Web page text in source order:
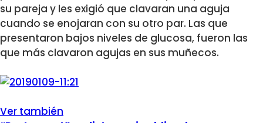
su pareja y les exigió que clavaran una aguja
cuando se enojaran con su otro par. Las que
presentaron bajos niveles de glucosa, fueron las
que más clavaron agujas en sus muñecos.
Ver también